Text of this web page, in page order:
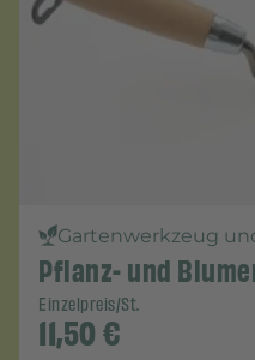
Gartenwerkzeug
Pflanz- und
Einzelpreis/St.
11,50€